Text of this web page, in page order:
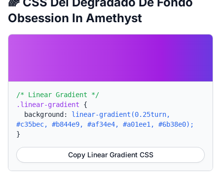
Obsession In Amethyst
/* Linear Gradient */
.linear-gradient {
background: linear-gradient(0.25turn,
#c35bec, #b844e9, #af34e4, #a01ee1, #6b38e0);
}
Copy Linear Gradient CSS